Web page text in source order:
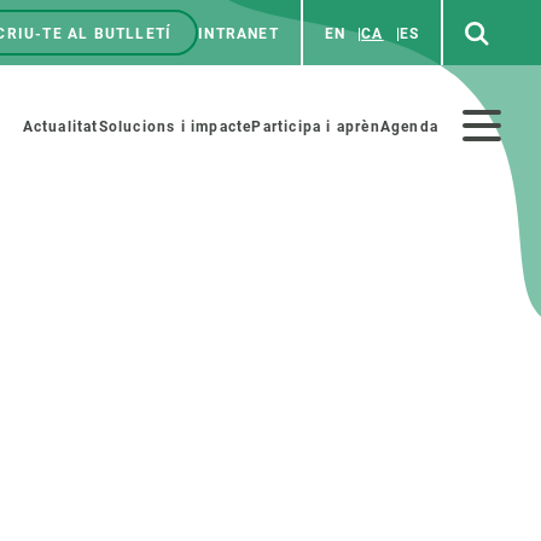
TE AL BUTLLETÍ INTRANET EN CA ES
Menú
ActualitatSolucions i impacteParticipa i aprènAgenda